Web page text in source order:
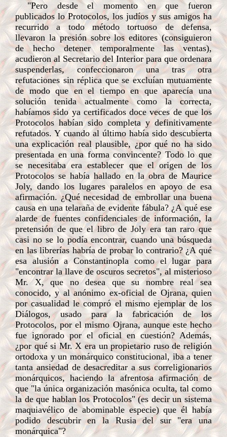
"Pero desde el momento en que fueron
publicados lo Protocolos, los judíos y sus amigos ha
recurrido a todo método tortuoso de defensa,
llevaron la presión sobre los editores (consiguieron
de hecho detener temporalmente las ventas),
acudieron al Secretario del Interior para que ordenara
suspenderlas, confeccionaron una tras otra
refutaciones sin réplica que se excluían mutuamente
de modo que en el tiempo en que aparecía una
solución tenida actualmente como la correcta,
habíamos sido ya certificados doce veces de que los
Protocolos habían sido completa y definitivamente
refutados. Y cuando al último había sido descubierta
una explicación real plausible, ¿por qué no ha sido
presentada en una forma convincente? Todo lo que
se necesitaba era establecer que el origen de los
Protocolos se había hallado en la obra de Maurice
Joly, dando los lugares paralelos en apoyo de esa
afirmación. ¿Qué necesidad de embrollar una buena
causa en una telaraña de evidente fábula? ¿A qué ese
alarde de fuentes confidenciales de información, la
pretensión de que el libro de Joly era tan raro que
casi no se lo podía encontrar, cuando una búsqueda
en las librerías habría de probar lo contrario? ¿A qué
esa alusión a Constantinopla como el lugar para
"encontrar la llave de oscuros secretos", al misterioso
Mr. X, que no desea que su nombre real sea
conocido, y al anónimo ex-oficial de Ojrana, quien
por casualidad le compró el mismo ejemplar de los
Diálogos, usado para la fabricación de los
Protocolos, por el mismo Ojrana, aunque este hecho
fue ignorado por el oficial en cuestión? Además,
¿por qué si Mr. X era un propietario ruso de religión
ortodoxa y un monárquico constitucional, iba a tener
tanta ansiedad de desacreditar a sus correligionarios
monárquicos, haciendo la afrentosa afirmación de
que "la única organización masónica oculta, tal como
la de que hablan los Protocolos" (es decir un sistema
maquiavélico de abominable especie) que él había
podido descubrir en la Rusia del sur "era una
monárquica"?